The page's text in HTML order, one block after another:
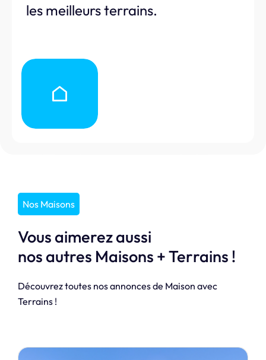
les meilleurs terrains.
Nos Maisons
Vous aimerez aussi
nos autres Maisons + Terrains !
Découvrez toutes nos annonces de Maison avec
Terrains !